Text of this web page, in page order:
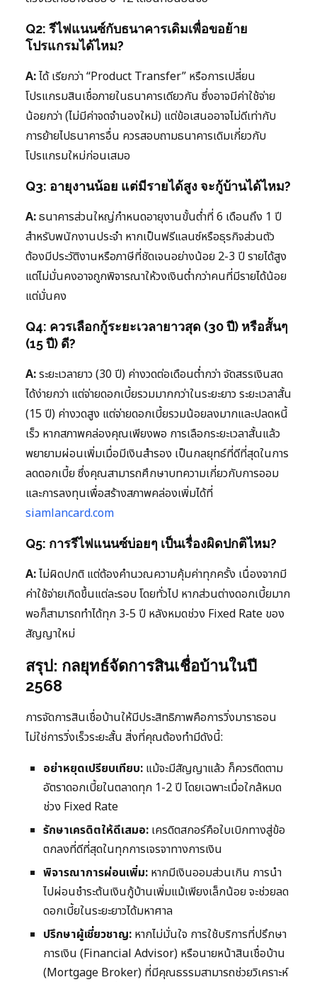
Q2: รีไฟแนนซ์กับธนาคารเดิมเพื่อขอย้าย
โปรแกรมได้ไหม?
A:ได้ เรียกว่า “Product Transfer” หรือการเปลี่ยน
โปรแกรมสินเชื่อภายในธนาคารเดียวกัน ซึ่งอาจมีค่าใช้จ่าย
น้อยกว่า (ไม่มีค่าจดจำนองใหม่) แต่ข้อเสนออาจไม่ดีเท่ากับ
การย้ายไปธนาคารอื่น ควรสอบถามธนาคารเดิมเกี่ยวกับ
โปรแกรมใหม่ก่อนเสมอ
Q3: อายุงานน้อย แต่มีรายได้สูง จะกู้บ้านได้ไหม?
A:ธนาคารส่วนใหญ่กำหนดอายุงานขั้นต่ำที่ 6 เดือนถึง 1 ปี
สำหรับพนักงานประจำ หากเป็นฟรีแลนซ์หรือธุรกิจส่วนตัว
ต้องมีประวัติงานหรือภาษีที่ชัดเจนอย่างน้อย 2-3 ปี รายได้สูง
แต่ไม่มั่นคงอาจถูกพิจารณาให้วงเงินต่ำกว่าคนที่มีรายได้น้อย
แต่มั่นคง
Q4: ควรเลือกกู้ระยะเวลายาวสุด (30 ปี) หรือสั้นๆ
(15 ปี) ดี?
A:ระยะเวลายาว (30 ปี) ค่างวดต่อเดือนต่ำกว่า จัดสรรเงินสด
ได้ง่ายกว่า แต่จ่ายดอกเบี้ยรวมมากกว่าในระยะยาว ระยะเวลาสั้น
(15 ปี) ค่างวดสูง แต่จ่ายดอกเบี้ยรวมน้อยลงมากและปลดหนี้
เร็ว หากสภาพคล่องคุณเพียงพอ การเลือกระยะเวลาสั้นแล้ว
พยายามผ่อนเพิ่มเมื่อมีเงินสำรอง เป็นกลยุทธ์ที่ดีที่สุดในการ
ลดดอกเบี้ย ซึ่งคุณสามารถศึกษาบทความเกี่ยวกับการออม
และการลงทุนเพื่อสร้างสภาพคล่องเพิ่มได้ที่
siamlancard.com
Q5: การรีไฟแนนซ์บ่อยๆ เป็นเรื่องผิดปกติไหม?
A:ไม่ผิดปกติ แต่ต้องคำนวณความคุ้มค่าทุกครั้ง เนื่องจากมี
ค่าใช้จ่ายเกิดขึ้นแต่ละรอบ โดยทั่วไป หากส่วนต่างดอกเบี้ยมาก
พอก็สามารถทำได้ทุก 3-5 ปี หลังหมดช่วง Fixed Rate ของ
สัญญาใหม่
สรุป: กลยุทธ์จัดการสินเชื่อบ้านในปี
2568
การจัดการสินเชื่อบ้านให้มีประสิทธิภาพคือการวิ่งมาราธอน
ไม่ใช่การวิ่งเร็วระยะสั้น สิ่งที่คุณต้องทำมีดังนี้:
อย่าหยุดเปรียบเทียบ: แม้จะมีสัญญาแล้ว ก็ควรติดตาม
อัตราดอกเบี้ยในตลาดทุก 1-2 ปี โดยเฉพาะเมื่อใกล้หมด
ช่วง Fixed Rate
รักษาเครดิตให้ดีเสมอ: เครดิตสกอร์คือใบเบิกทางสู่ข้อ
ตกลงที่ดีที่สุดในทุกการเจรจาทางการเงิน
พิจารณาการผ่อนเพิ่ม: หากมีเงินออมส่วนเกิน การนำ
ไปผ่อนชำระต้นเงินกู้บ้านเพิ่มแม้เพียงเล็กน้อย จะช่วยลด
ดอกเบี้ยในระยะยาวได้มหาศาล
ปรึกษาผู้เชี่ยวชาญ: หากไม่มั่นใจ การใช้บริการที่ปรึกษา
การเงิน (Financial Advisor) หรือนายหน้าสินเชื่อบ้าน
(Mortgage Broker) ที่มีคุณธรรมสามารถช่วยวิเคราะห์